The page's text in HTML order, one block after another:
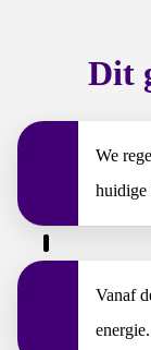
Dit
We
huidige
Vanaf
energie.